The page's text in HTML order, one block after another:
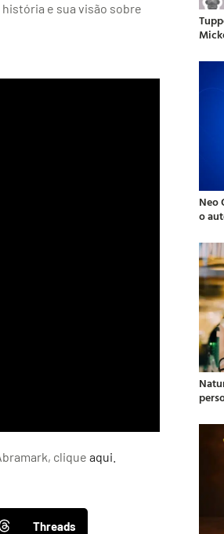
e sua visão sobre
clique aqui.
Threads
Neo
o